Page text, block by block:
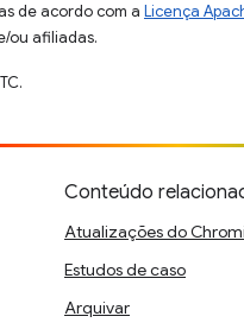
de acordo com a Licença
ou afiliadas.
Conteúdo
Atualizações do
Estudos de caso
Arquivar